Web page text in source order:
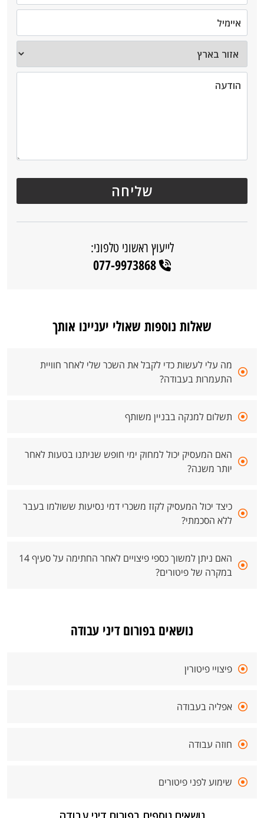
לייעוץ ראשוני טלפוני:
077-9973868
שאלות נוספות שאולי יעניינו אותך
מה עלי לעשות כדי לקבל את השכר שלי לאחר חוויית
התעמרות בעבודה?
תשלום למנקה בבניין משותף
האם המעסיק יכול למחוק ימי חופש שניתנו בטעות לאחר
יותר משנה?
כיצד יכול המעסיק לקזז משכרי דמי נסיעות ששולמו בעבר
ללא הסכמתי?
האם ניתן למשוך כספי פיצויים לאחר החתימה על סעיף 14
במקרה של פיטורים?
נושאים בפורום דיני עבודה
פיצויי פיטורין
אפליה בעבודה
חוזה עבודה
שימוע לפני פיטורים